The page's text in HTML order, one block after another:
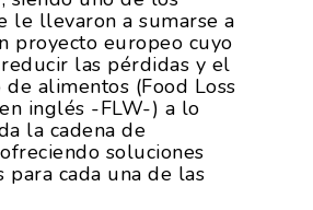
le llevaron a sumarse a
proyecto europeo cuyo
las pérdidas y el
alimentos (Food Loss
inglés -FLW-) a lo
la cadena de
soluciones
para cada una de las